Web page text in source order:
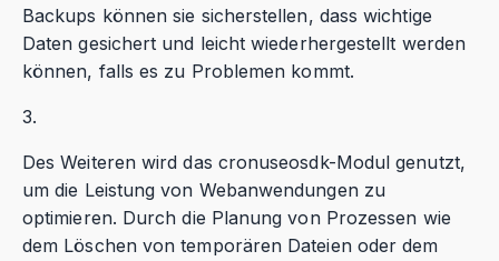
Backups können sie sicherstellen, dass wichtige
Daten gesichert und leicht wiederhergestellt werden
können, falls es zu Problemen kommt.
3.
Des Weiteren wird das cronuseosdk-Modul genutzt,
um die Leistung von Webanwendungen zu
optimieren. Durch die Planung von Prozessen wie
dem Löschen von temporären Dateien oder dem